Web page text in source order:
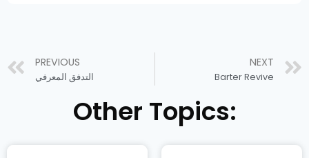
PREVIOUS
التدفق المعرفي
NEXT
Barter Revive
Other Topics: